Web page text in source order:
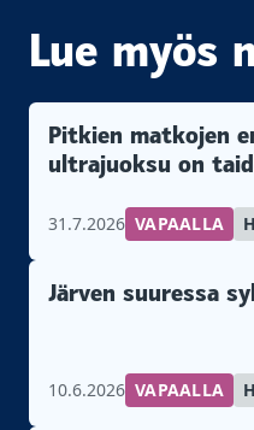
Lue myös
Pitkien matkojen
ultrajuoksu on
31.7.2026 VAPAALLA
Järven suuressa
10.6.2026 VAPAALLA